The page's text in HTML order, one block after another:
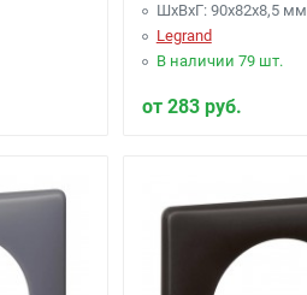
ШхВхГ: 90x82x8,5 мм
Legrand
В наличии 79 шт.
от 283 руб.